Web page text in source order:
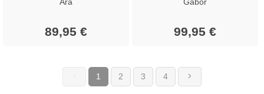
89,95 € 99,95 €
1 (current)
2 3 4